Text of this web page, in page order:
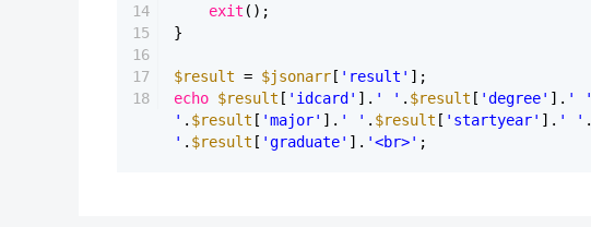
14
15
16
17
18
exit ();
}
$result = $jsonarr [ 'result' ];
echo $result [ 'idcard' ]. ' ' . $result [ 'degree' ]. ' '
' . $result [ 'major' ]. ' ' . $result [ 'startyear' ]. ' ' .
' . $result [ 'graduate' ]. '<br>' ;